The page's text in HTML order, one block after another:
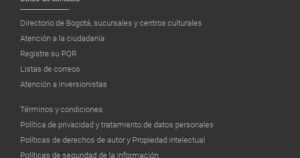
Directorio de Bogotá, sucursales y centros culturales
Atención a la ciudadanía
Registre su PQR
Listas de correos
Atención a inversionistas
Términos y condiciones
Política de privacidad y tratamiento de datos personales
Políticas de derechos de autor y Propiedad intelectual
Políticas de seguridad de la información